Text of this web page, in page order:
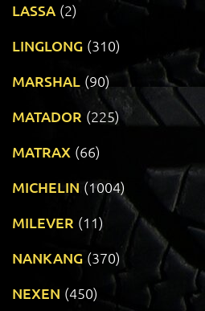
LASSA (2)
LINGLONG (310)
MARSHAL (90)
MATADOR (225)
MATRAX (66)
MICHELIN (1004)
MILEVER (11)
NANKANG (370)
NEXEN (450)